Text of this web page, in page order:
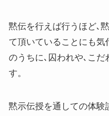
黙伝を行えば行うほど､
て頂いていることにも気
のうちに､囚われや､こだ
す。
黙示伝授を通しての体験